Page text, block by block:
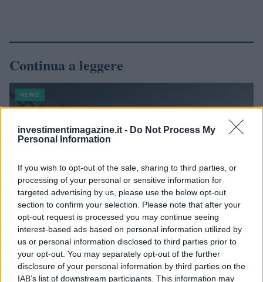
investimentimagazine.it - Do Not Process My
Personal Information
If you wish to opt-out of the sale, sharing to third parties, or
processing of your personal or sensitive information for
targeted advertising by us, please use the below opt-out
section to confirm your selection. Please note that after your
opt-out request is processed you may continue seeing
interest-based ads based on personal information utilized by
us or personal information disclosed to third parties prior to
your opt-out. You may separately opt-out of the further
disclosure of your personal information by third parties on the
IAB’s list of downstream participants. This information may
Continua a leggere
NEWS
Petrolio in calo, Brent a 88.9 USD dopo un ribasso del 8.3%
Andrea Innocenti · 7 Ago 2026